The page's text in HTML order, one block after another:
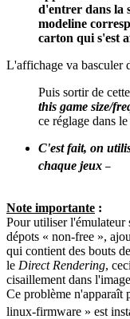
d'entrer dans la
modeline
carton qui s'est
L'affichage va basculer
Puis sortir de
this game size/
ce réglage dans
C'est fait, on
chaque jeux
Note importante :
Pour utiliser l'émulateur
dépots « non-free »,
qui contient des bouts
le Direct Rendering,
cisaillement dans
Ce problème n'apparaît
linux-firmware » est